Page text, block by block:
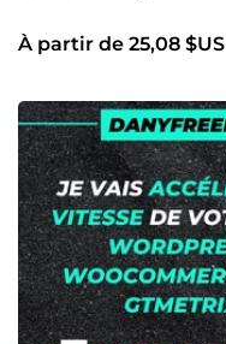
À partir de 25,08 $US